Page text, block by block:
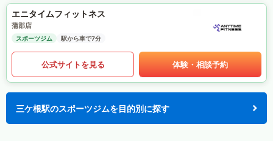
エニタイムフィットネス
蒲郡店
スポーツジム 駅から車で7分
公式サイトを見る 体験・相談予約
三ケ根駅のスポーツジムを目的別に探す